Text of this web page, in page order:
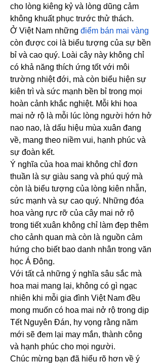
cho lòng kiêng kỷ và lòng dũng cảm
không khuất phục trước thử thách.
Ở Việt Nam những điểm bán mai vàng
còn được coi là biểu tượng của sự bền
bỉ và cao quý. Loài cây này không chỉ
có khả năng thích ứng tốt với môi
trường nhiệt đới, mà còn biểu hiện sự
kiên trì và sức mạnh bền bỉ trong mọi
hoàn cảnh khắc nghiệt. Mỗi khi hoa
mai nở rộ là mỗi lúc lòng người hớn hở
nao nao, là dấu hiệu mùa xuân đang
về, mang theo niềm vui, hạnh phúc và
sự đoàn kết.
Ý nghĩa của hoa mai không chỉ đơn
thuần là sự giàu sang và phú quý mà
còn là biểu tượng của lòng kiên nhẫn,
sức mạnh và sự cao quý. Những đóa
hoa vàng rực rỡ của cây mai nở rộ
trong tiết xuân không chỉ làm đẹp thêm
cho cảnh quan mà còn là nguồn cảm
hứng cho biết bao danh nhân trong văn
học Á Đông.
Với tất cả những ý nghĩa sâu sắc mà
hoa mai mang lại, không có gì ngạc
nhiên khi mỗi gia đình Việt Nam đều
mong muốn có hoa mai nở rộ trong dịp
Tết Nguyên Đán, hy vọng rằng năm
mới sẽ đem lại may mắn, thành công
và hạnh phúc cho mọi người.
Chúc mừng bạn đã hiểu rõ hơn về ý